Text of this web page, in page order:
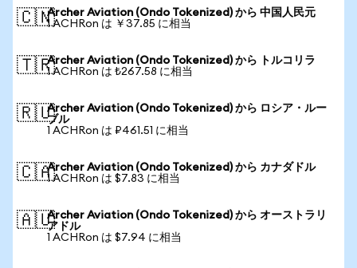
🇨🇳Archer Aviation (Ondo Tokenized) から 中国人民元
1 ACHRon は ￥37.85 に相当
🇹🇷Archer Aviation (Ondo Tokenized) から トルコリラ
1 ACHRon は ₺267.58 に相当
🇷🇺Archer Aviation (Ondo Tokenized) から ロシア・ルー
ブル
1 ACHRon は ₽461.51 に相当
🇨🇦Archer Aviation (Ondo Tokenized) から カナダドル
1 ACHRon は $7.83 に相当
🇦🇺Archer Aviation (Ondo Tokenized) から オーストラリ
アドル
1 ACHRon は $7.94 に相当